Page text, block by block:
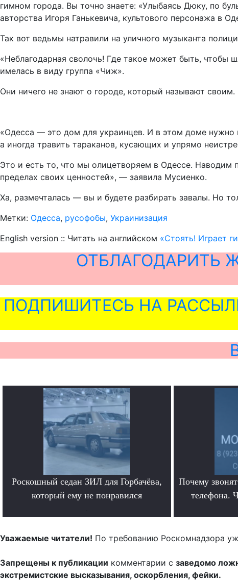
гимном города. Вы точно знаете: «Улыбаясь Дюку, по
авторства Игоря Ганькевича, культового персонажа в
Так вот ведьмы натравили на уличного музыканта
«Неблагодарная сволочь! Где такое может быть, чтобы
имелась в виду группа «Чиж».
Они ничего не знают о городе, который называют
«Одесса — это дом для украинцев. И в этом доме нужно
а иногда травить тараканов, кусающих и упрямо
Это и есть то, что мы олицетворяем в Одессе. Наводим
пределах своих ценностей», — заявила Мусиенко.
Ха, размечталась — вы и будете разбирать завалы. Но
Метки: Одесса, русофобы, Украинизация
English version :: Читать на английском «Стоять! Играет
ОТБЛАГОДАРИТЬ
ПОДПИШИТЕСЬ НА
Роскошный седан ЗИЛ для Горбачёва,
который ему не понравился
Почему
телефона.
Уважаемые читатели! По требованию Роскомнадзора
Запрещены к публикации комментарии с заведомо
экстремистские высказывания, оскорбления, фейки.